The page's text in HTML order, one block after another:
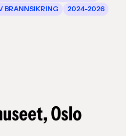
BRANNSIKRING
2024-2026
Oslo